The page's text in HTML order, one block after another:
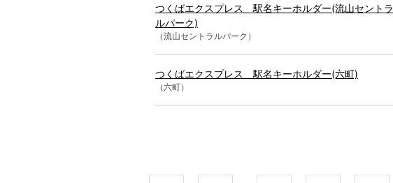
つくばエクスプレス 駅名キーホルダー(流山セントラ
ルパーク)
（流山セントラルパーク）
つくばエクスプレス 駅名キーホルダー(六町)
（六町）